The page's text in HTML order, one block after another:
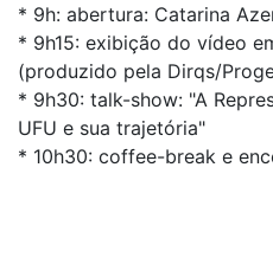
* 9h: abertura: Catarina
* 9h15: exibição do vídeo
(produzido pela Dirqs/
* 9h30: talk-show: "A
UFU e sua trajetória"
* 10h30: coffee-break e